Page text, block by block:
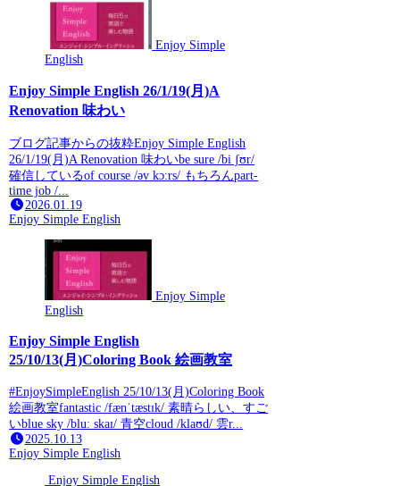
Enjoy Simple
English
Enjoy Simple English 26/1/19(月)A
Renovation 味わい
ブログ記事からの抜粋Enjoy Simple English
26/1/19(月)A Renovation 味わいbe sure /bi ʃʊr/
確信しているof course /əv kɔːrs/ もちろんpart-
time job /...
2026.01.19
Enjoy Simple English
Enjoy Simple
English
Enjoy Simple English
25/10/13(月)Coloring Book 絵画教室
#EnjoySimpleEnglish 25/10/13(月)Coloring Book
絵画教室fantastic /fænˈtæstɪk/ 素晴らしい、すご
いblue sky /bluː skaɪ/ 青空cloud /klaʊd/ 雲r...
2025.10.13
Enjoy Simple English
Enjoy Simple English